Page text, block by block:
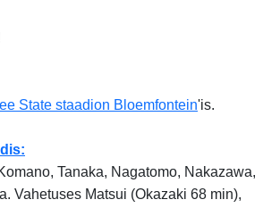
State staadion Bloemfontein'is.
Tanaka, Nagatomo, Nakazawa,
Vahetuses Matsui (Okazaki 68 min),